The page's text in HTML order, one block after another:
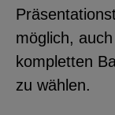
möglich,
kompletten
zu wählen.